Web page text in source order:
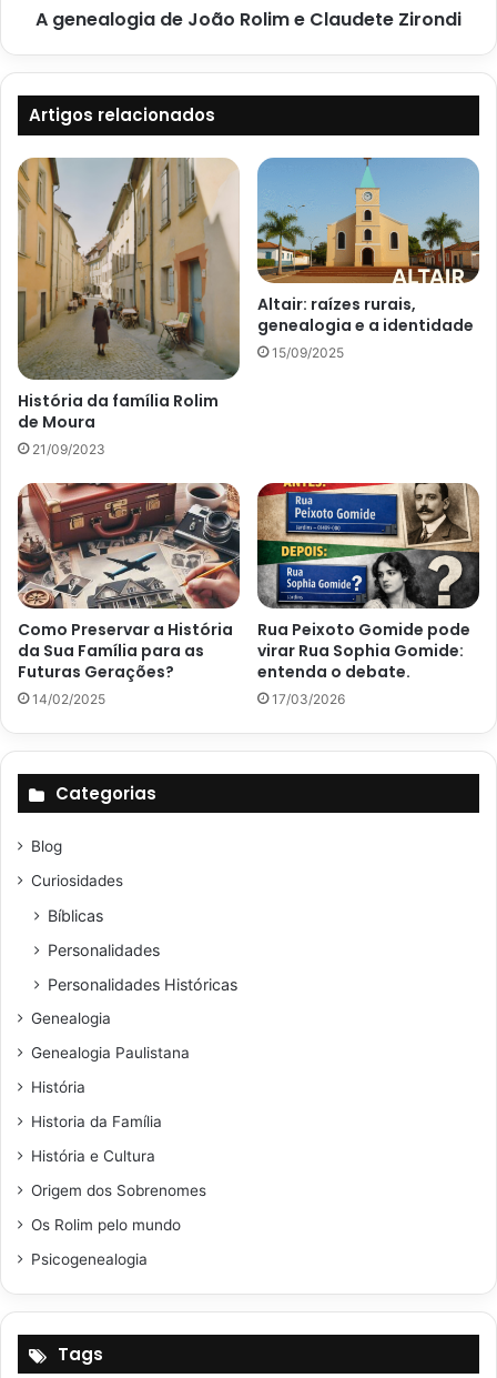
A genealogia de João Rolim e Claudete Zirondi
Artigos relacionados
História da família Rolim
de Moura
21/09/2023
Altair: raízes rurais,
genealogia e a identidade
15/09/2025
Como Preservar a História
da Sua Família para as
Futuras Gerações?
14/02/2025
Rua Peixoto Gomide pode
virar Rua Sophia Gomide:
entenda o debate.
17/03/2026
Categorias
Blog
Curiosidades
Bíblicas
Personalidades
Personalidades Históricas
Genealogia
Genealogia Paulistana
História
Historia da Família
História e Cultura
Origem dos Sobrenomes
Os Rolim pelo mundo
Psicogenealogia
Tags